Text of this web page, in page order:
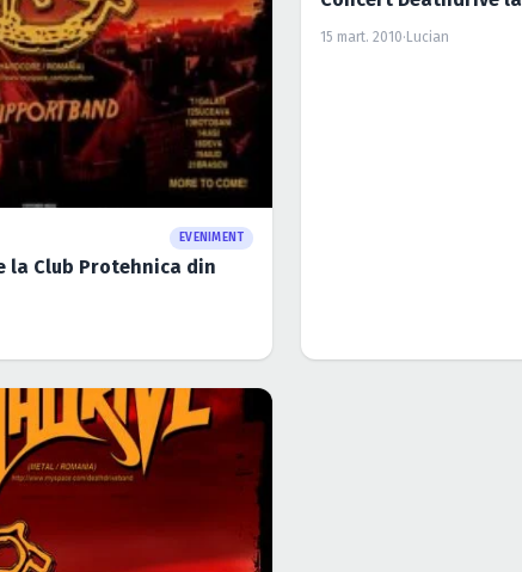
EVENIMENT
la Club Protehnica din